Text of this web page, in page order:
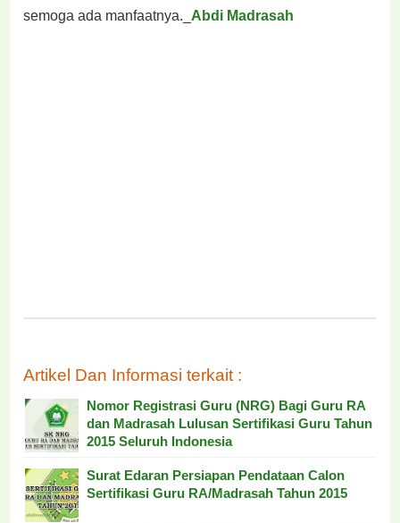
semoga ada manfaatnya._ Abdi Madrasah
Artikel Dan Informasi terkait :
Nomor Registrasi Guru (NRG) Bagi Guru RA
dan Madrasah Lulusan Sertifikasi Guru Tahun
2015 Seluruh Indonesia
Surat Edaran Persiapan Pendataan Calon
Sertifikasi Guru RA/Madrasah Tahun 2015